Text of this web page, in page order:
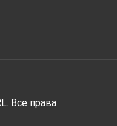
Все права